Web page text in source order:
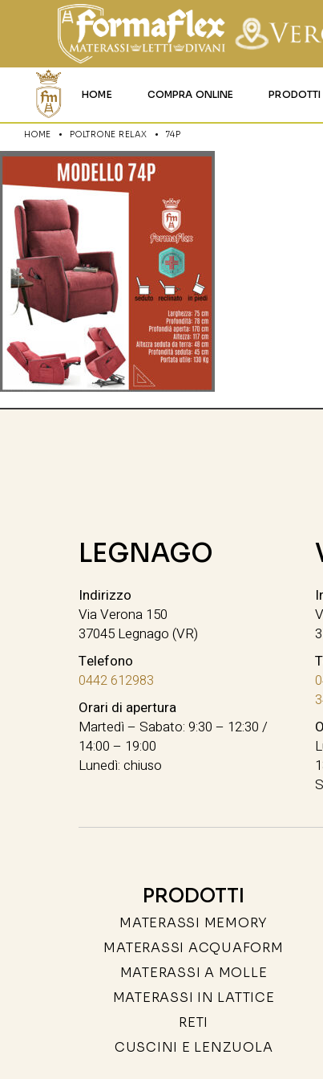
HOME COMPRA ONLINE PRODOTTI
HOME POLTRONE RELAX 74P
LEGNAGO
Indirizzo
Via Verona 150
37045 Legnago (VR)
Telefono
0442 612983
Orari di apertura
Martedì – Sabato: 9:30 – 12:30 /
14:00 – 19:00
Lunedì: chiuso
PRODOTTI
MATERASSI MEMORY
MATERASSI ACQUAFORM
MATERASSI A MOLLE
MATERASSI IN LATTICE
RETI
CUSCINI E LENZUOLA